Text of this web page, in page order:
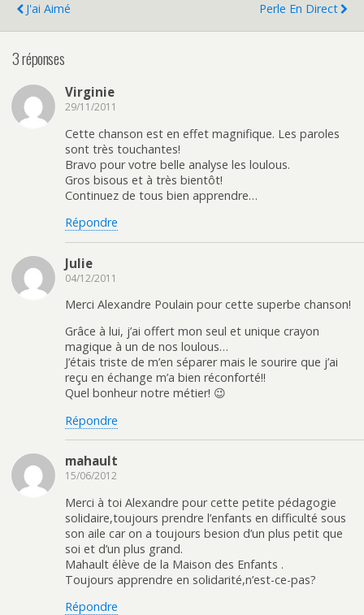
J'ai Aimé
Perle En Direct
3 réponses
Virginie
29/11/2011
Cette chanson est en effet magnifique. Les paroles
sont très touchantes!
Bravo pour votre belle analyse les loulous.
Gros bisous et à très bientôt!
Continuez de tous bien apprendre…
Répondre
Julie
04/12/2011
Merci Alexandre Poulain pour cette superbe chanson!
Grâce à lui, j’ai offert mon seul et unique crayon
magique à un de nos loulous…
J’étais triste de m’en séparer mais le sourire que j’ai
reçu en échange m’a bien réconforté!!
Quel bonheur notre métier! 😉
Répondre
mahault
15/06/2012
Merci à toi Alexandre pour cette petite pédagogie
solidaire,toujours prendre l’enfants en difficulté sous
son aile car on a toujours besion d’un plus petit que
soi et d’un plus grand.
Mahault élève de la Maison des Enfants .
Toujours apprendre en solidarité,n’est-ce-pas?
Répondre